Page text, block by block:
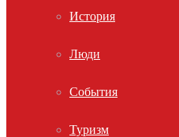
История
Люди
События
Туризм